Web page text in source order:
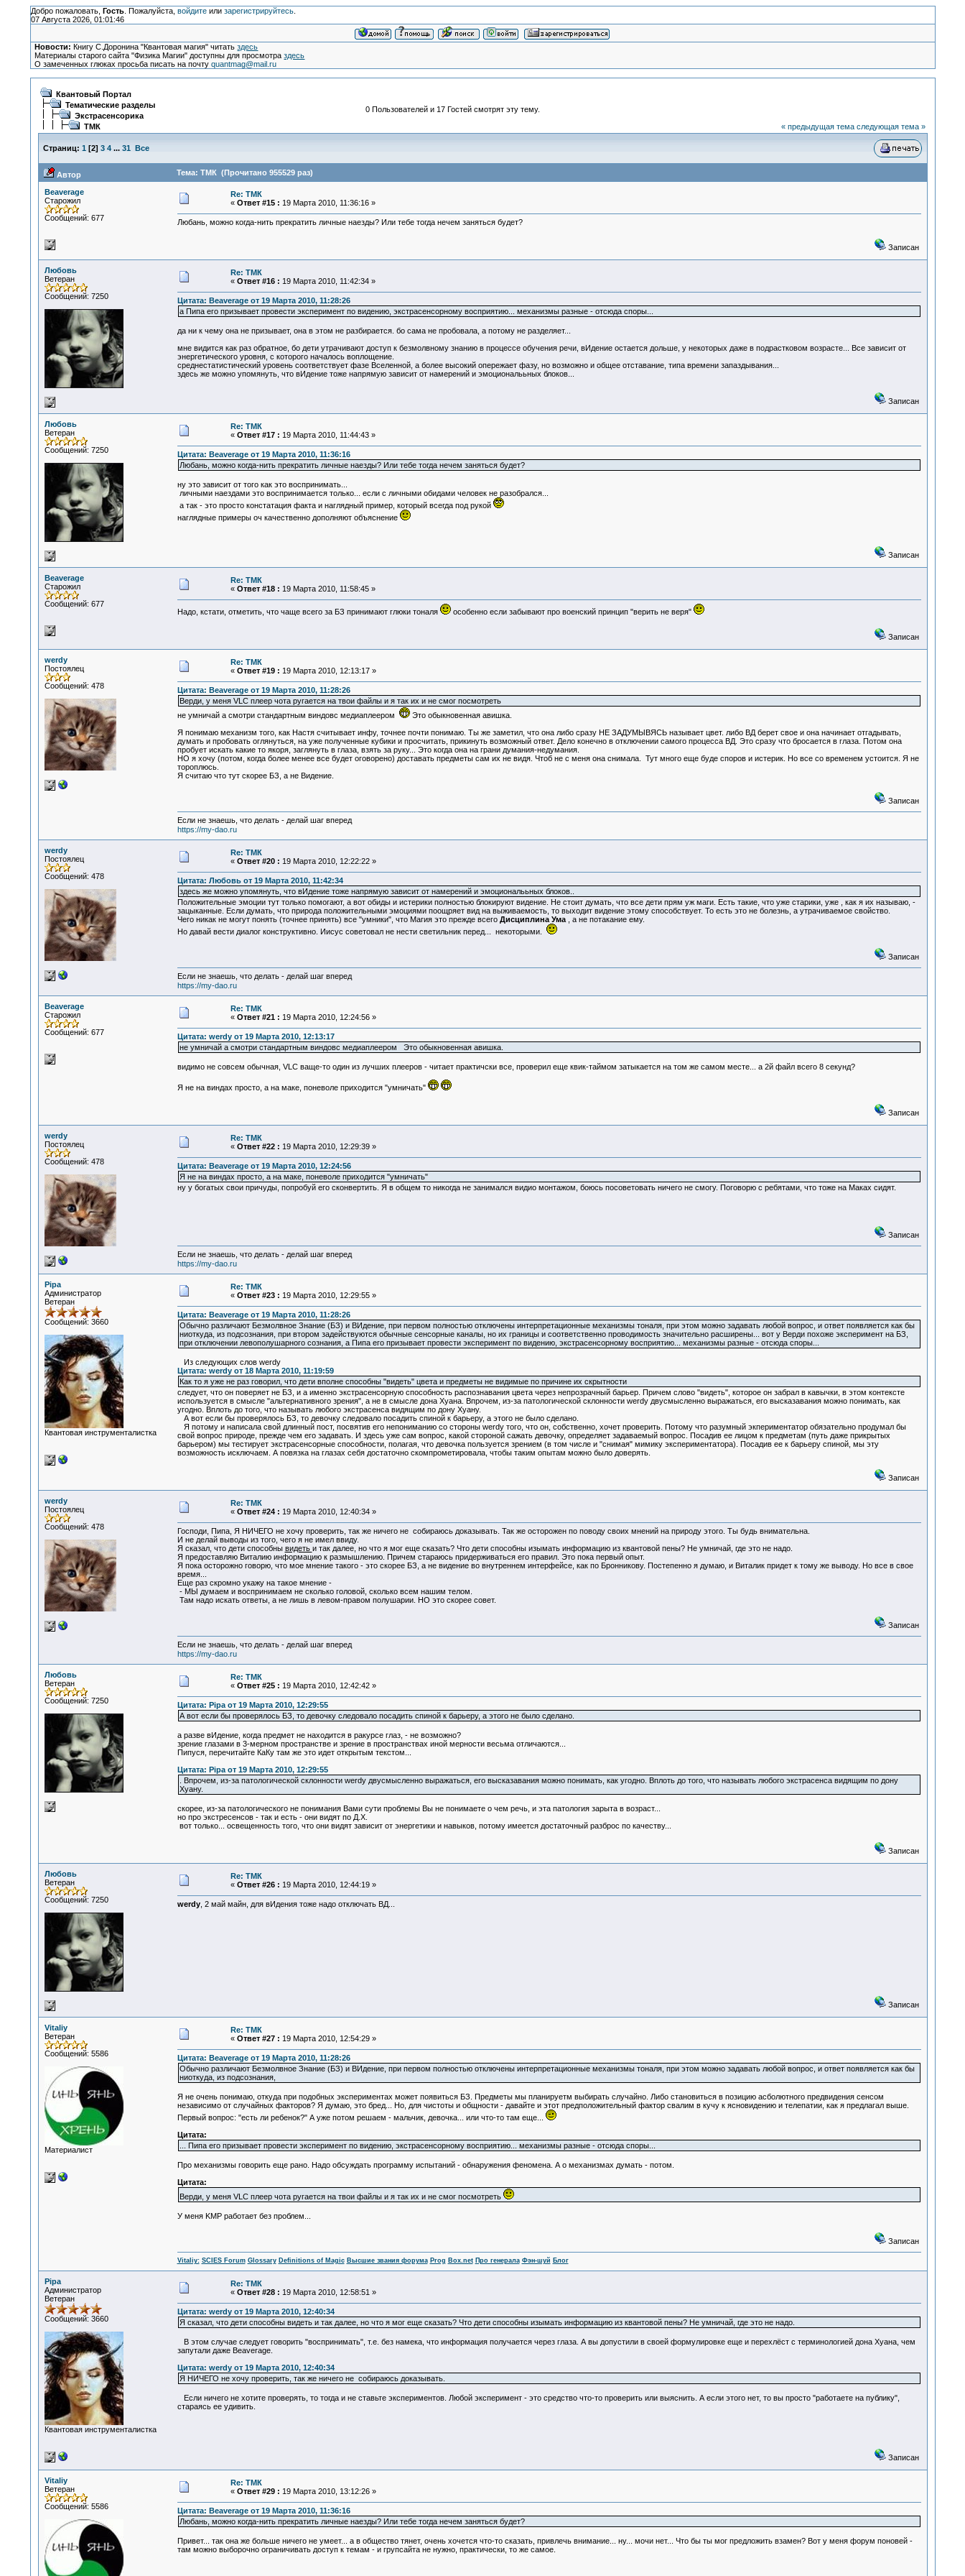
Добро пожаловать, Гость. Пожалуйста, войдитеили зарегистрируйтесь.
07 Августа 2026, 01:01:46
Новости: Книгу С.Доронина "Квантовая магия" читатьздесь
Материалы старого сайта "Физика Магии" доступны для просмотраздесь
О замеченных глюках просьба писать на почтуquantmag@mail.ru
Квантовый Портал
Тематические разделы
Экстрасенсорика
ТМК
0 Пользователей и 17 Гостей смотрят эту тему.
« предыдущая тема следующая тема »
Страниц: 1 [2] 3 4 ... 31 Все
Автор Тема: ТМК (Прочитано 955529 раз)
Beaverage
Старожил
Сообщений: 677
Re: ТМК
« Ответ #15 : 19 Марта 2010, 11:36:16 »
Любань, можно когда-нить прекратить личные наезды? Или тебе тогда нечем заняться будет?
Записан
Любовь
Ветеран
Сообщений: 7250
Re: ТМК
« Ответ #16 : 19 Марта 2010, 11:42:34 »
Цитата: Beaverage от 19 Марта 2010, 11:28:26
а Пипа его призывает провести эксперимент по видению, экстрасенсорному восприятию... механизмы разные - отсюда споры...
да ни к чему она не призывает, она в этом не разбирается. бо сама не пробовала, а потому не разделяет...
мне видится как раз обратное, бо дети утрачивают доступ к безмолвному знанию в процессе обучения речи, вИдение остается дольше, у некоторых даже в подрастковом возрасте... Все зависит от
энергетического уровня, с которого началось воплощение.
среднестатистический уровень соответствует фазе Вселенной, а более высокий опережает фазу, но возможно и общее отставание, типа времени запаздывания...
здесь же можно упомянуть, что вИдение тоже напрямую зависит от намерений и эмоциональьных блоков...
Записан
Любовь
Ветеран
Сообщений: 7250
Re: ТМК
« Ответ #17 : 19 Марта 2010, 11:44:43 »
Цитата: Beaverage от 19 Марта 2010, 11:36:16
Любань, можно когда-нить прекратить личные наезды? Или тебе тогда нечем заняться будет?
ну это зависит от того как это воспринимать...
личными наездами это воспринимается только... если с личными обидами человек не разобрался...
а так - это просто констатация факта и наглядный пример, который всегда под рукой
наглядные примеры оч качественно дополняют объяснение
Записан
Beaverage
Старожил
Сообщений: 677
Re: ТМК
« Ответ #18 : 19 Марта 2010, 11:58:45 »
Надо, кстати, отметить, что чаще всего за БЗ принимают глюки тоналя особенно если забывают про военский принцип "верить не веря"
Записан
werdy
Постоялец
Сообщений: 478
Re: ТМК
« Ответ #19 : 19 Марта 2010, 12:13:17 »
Цитата: Beaverage от 19 Марта 2010, 11:28:26
Верди, у меня VLC плеер чота ругается на твои файлы и я так их и не смог посмотреть
не умничай а смотри стандартным виндовс медиаплеером
Это обыкновенная авишка.
Я понимаю механизм того, как Настя считывает инфу, точнее почти понимаю. Ты же заметил, что она либо сразу НЕ ЗАДУМЫВЯСЬ называет цвет. либо ВД берет свое и она начинает отгадывать,
думать и пробовать оглянуться, на уже полученные кубики и просчитать, прикинуть возможный ответ. Дело конечно в отключении самого процесса ВД. Это сразу что бросается в глаза. Потом она
пробует искать какие то якоря, заглянуть в глаза, взять за руку... Это когда она на грани думания-недумания.
НО я хочу (потом, когда более менее все будет оговорено) доставать предметы сам их не видя. Чтоб не с меня она снимала. Тут много еще буде споров и истерик. Но все со временем устоится. Я не
тороплюсь.
Я считаю что тут скорее БЗ, а не Видение.
Записан
Если не знаешь, что делать - делай шаг вперед
https://my-dao.ru
werdy
Постоялец
Сообщений: 478
Re: ТМК
« Ответ #20 : 19 Марта 2010, 12:22:22 »
Цитата: Любовь от 19 Марта 2010, 11:42:34
здесь же можно упомянуть, что вИдение тоже напрямую зависит от намерений и эмоциональьных блоков..
Положительные эмоции тут только помогают, а вот обиды и истерики полностью блокируют видение. Не стоит думать, что все дети прям уж маги. Есть такие, что уже старики, уже , как я их называю, -
зацыканные. Если думать, что природа положительными эмоциями поощряет вид на выживаемость, то выходит видение этому способствует. То есть это не болезнь, а утрачиваемое свойство.
Чего никак не могут понять (точнее принять) все "умники", что Магия это прежде всего Дисциплина Ума
, а не потакание ему.
Но давай вести диалог конструктивно. Иисус советовал не нести светильник перед... некоторыми.
Записан
Если не знаешь, что делать - делай шаг вперед
https://my-dao.ru
Beaverage
Старожил
Сообщений: 677
Re: ТМК
« Ответ #21 : 19 Марта 2010, 12:24:56 »
Цитата: werdy от 19 Марта 2010, 12:13:17
не умничай а смотри стандартным виндовс медиаплеером Это обыкновенная авишка.
видимо не совсем обычная, VLC ваще-то один из лучших плееров - читает практичски все, проверил еще квик-таймом затыкается на том же самом месте... а 2й файл всего 8 секунд?
Я не на виндах просто, а на маке, поневоле приходится "умничать"
Записан
werdy
Постоялец
Сообщений: 478
Re: ТМК
« Ответ #22 : 19 Марта 2010, 12:29:39 »
Цитата: Beaverage от 19 Марта 2010, 12:24:56
Я не на виндах просто, а на маке, поневоле приходится "умничать"
ну у богатых свои причуды, попробуй его сконвертить. Я в общем то никогда не занимался видио монтажом, боюсь посоветовать ничего не смогу. Поговорю с ребятами, что тоже на Маках сидят.
Записан
Если не знаешь, что делать - делай шаг вперед
https://my-dao.ru
Pipa
Администратор
Ветеран
Сообщений: 3660
Квантовая инструменталистка
Re: ТМК
« Ответ #23 : 19 Марта 2010, 12:29:55 »
Цитата: Beaverage от 19 Марта 2010, 11:28:26
Обычно различают Безмолвное Знание (БЗ) и ВИдение, при первом полностью отключены интерпретационные механизмы тоналя, при этом можно задавать любой вопрос, и ответ появляется как бы
ниоткуда, из подсознания, при втором задействуются обычные сенсорные каналы, но их границы и соответственно проводимость значительно расширены... вот у Верди похоже эксперимент на БЗ,
при отключении левополушарного сознания, а Пипа его призывает провести эксперимент по видению, экстрасенсорному восприятию... механизмы разные - отсюда споры...
Из следующих слов werdy
Цитата: werdy от 18 Марта 2010, 11:19:59
Как то я уже не раз говорил, что дети вполне способны "видеть" цвета и предметы не видимые по причине их скрытности
следует, что он поверяет не БЗ, и а именно экстрасенсорную способность распознавания цвета через непрозрачный барьер. Причем слово "видеть", которое он забрал в кавычки, в этом контексте
используется в смысле "альтернативного зрения", а не в смысле дона Хуана. Впрочем, из-за патологической склонности werdy двусмысленно выражаться, его высказавания можно понимать, как
угодно. Вплоть до того, что называть любого экстрасенса видящим по дону Хуану.
А вот если бы проверялось БЗ, то девочку следовало посадить спиной к барьеру, а этого не было сделано.
Я потому и написала свой длинный пост, посвятив его непониманию со стороны werdy того, что он, собственно, хочет проверить. Потому что разумный экпериментатор обязательно продумал бы
свой вопрос природе, прежде чем его задавать. И здесь уже сам вопрос, какой стороной сажать девочку, определяет задаваемый вопрос. Посадив ее лицом к предметам (путь даже прикрытых
барьером) мы тестирует экстрасенсорные способности, полагая, что девочка пользуется зрением (в том числе и "снимая" мимику экспериментатора). Посадив ее к барьеру спиной, мы эту
возможность исключаем. А повязка на глазах себя достаточно скомпрометировала, чтобы таким опытам можно было доверять.
Записан
werdy
Постоялец
Сообщений: 478
Re: ТМК
« Ответ #24 : 19 Марта 2010, 12:40:34 »
Господи, Пипа, Я НИЧЕГО не хочу проверить, так же ничего не собираюсь доказывать. Так же осторожен по поводу своих мнений на природу этого. Ты будь внимательна.
И не делай выводы из того, чего я не имел ввиду.
Я сказал, что дети способны видеть и так далее, но что я мог еще сказать? Что дети способны изымать информацию из квантовой пены? Не умничай, где это не надо.
Я предоставляю Виталию информацию к размышлению. Причем стараюсь придерживаться его правил. Это пока первый опыт.
Я пока осторожно говорю, что мое мнение такого - это скорее БЗ, а не видение во внутреннем интерфейсе, как по Бронникову. Постепенно я думаю, и Виталик придет к тому же выводу. Но все в свое
время...
Еще раз скромно укажу на такое мнение -
- МЫ думаем и воспринимаем не сколько головой, сколько всем нашим телом.
Там надо искать ответы, а не лишь в левом-правом полушарии. НО это скорее совет.
Записан
Если не знаешь, что делать - делай шаг вперед
https://my-dao.ru
Любовь
Ветеран
Сообщений: 7250
Re: ТМК
« Ответ #25 : 19 Марта 2010, 12:42:42 »
Цитата: Pipa от 19 Марта 2010, 12:29:55
А вот если бы проверялось БЗ, то девочку следовало посадить спиной к барьеру, а этого не было сделано.
а разве вИдение, когда предмет не находится в ракурсе глаз, - не возможно?
зрение глазами в 3-мерном пространстве и зрение в пространствах иной мерности весьма отличаются...
Пипуся, перечитайте КаКу там же это идет открытым текстом...
Цитата: Pipa от 19 Марта 2010, 12:29:55
. Впрочем, из-за патологической склонности werdy двусмысленно выражаться, его высказавания можно понимать, как угодно. Вплоть до того, что называть любого экстрасенса видящим по дону
Хуану.
скорее, из-за патологического не понимания Вами сути проблемы Вы не понимаете о чем речь, и эта патология зарыта в возраст...
но про экстресенсов - так и есть - они видят по Д.Х.
вот только... освещенность того, что они видят зависит от энергетики и навыков, потому имеется достаточный разброс по качеству...
Записан
Любовь
Ветеран
Сообщений: 7250
Re: ТМК
« Ответ #26 : 19 Марта 2010, 12:44:19 »
werdy, 2 май майн, для вИдения тоже надо отключать ВД...
Записан
Vitaliy
Ветеран
Сообщений: 5586
Материалист
Re: ТМК
« Ответ #27 : 19 Марта 2010, 12:54:29 »
Цитата: Beaverage от 19 Марта 2010, 11:28:26
Обычно различают Безмолвное Знание (БЗ) и ВИдение, при первом полностью отключены интерпретационные механизмы тоналя, при этом можно задавать любой вопрос, и ответ появляется как бы
ниоткуда, из подсознания,
Я не очень понимаю, откуда при подобных экспериментах может появиться БЗ. Предметы мы планируетм выбирать случайно. Либо становиться в позицию асболютного предвидения сенсом
независимо от случайных факторов? Я думаю, это бред... Но, для чистоты и общности - давайте и этот предположительный фактор свалим в кучу к ясновидению и телепатии, как я предлагал выше.
Первый вопрос: "есть ли ребенок?" А уже потом решаем - мальчик, девочка... или что-то там еще...
Цитата:
... Пипа его призывает провести эксперимент по видению, экстрасенсорному восприятию... механизмы разные - отсюда споры...
Про механизмы говорить еще рано. Надо обсуждать программу испытаний - обнаружения феномена. А о механизмах думать - потом.
Цитата:
Верди, у меня VLC плеер чота ругается на твои файлы и я так их и не смог посмотреть
У меня KMP работает без проблем...
Записан
Vitaliy: SCIES Forum Glossary Definitions of Magic Высшие звания форума Prog Box.net Про генерала Фэн-шуй Блог
Pipa
Администратор
Ветеран
Сообщений: 3660
Квантовая инструменталистка
Re: ТМК
« Ответ #28 : 19 Марта 2010, 12:58:51 »
Цитата: werdy от 19 Марта 2010, 12:40:34
Я сказал, что дети способны видеть и так далее, но что я мог еще сказать? Что дети способны изымать информацию из квантовой пены? Не умничай, где это не надо.
В этом случае следует говорить "воспринимать", т.е. без намека, что информация получается через глаза. А вы допустили в своей формулировке еще и перехлёст с терминологией дона Хуана, чем
запутали даже Beaverage.
Цитата: werdy от 19 Марта 2010, 12:40:34
Я НИЧЕГО не хочу проверить, так же ничего не собираюсь доказывать.
Если ничего не хотите проверять, то тогда и не ставьте экспериментов. Любой эксперимент - это средство что-то проверить или выяснить. А если этого нет, то вы просто "работаете на публику",
стараясь ее удивить.
Записан
Vitaliy
Ветеран
Сообщений: 5586
Re: ТМК
« Ответ #29 : 19 Марта 2010, 13:12:26 »
Цитата: Beaverage от 19 Марта 2010, 11:36:16
Любань, можно когда-нить прекратить личные наезды? Или тебе тогда нечем заняться будет?
Привет... так она же больше ничего не умеет... а в общество тянет, очень хочется что-то сказать, привлечь внимание... ну... мочи нет... Что бы ты мог предложить взамен? Вот у меня форум поновей -
там можно выборочно ограничивать доступ к темам - и групсайта не нужно, практически, то же самое.